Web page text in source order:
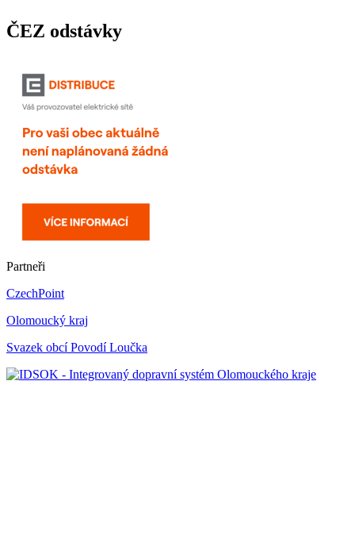
ČEZ odstávky
Partneři
CzechPoint
Olomoucký kraj
Svazek obcí Povodí Loučka